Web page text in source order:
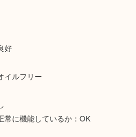
好
イルフリー
常に機能しているか：OK